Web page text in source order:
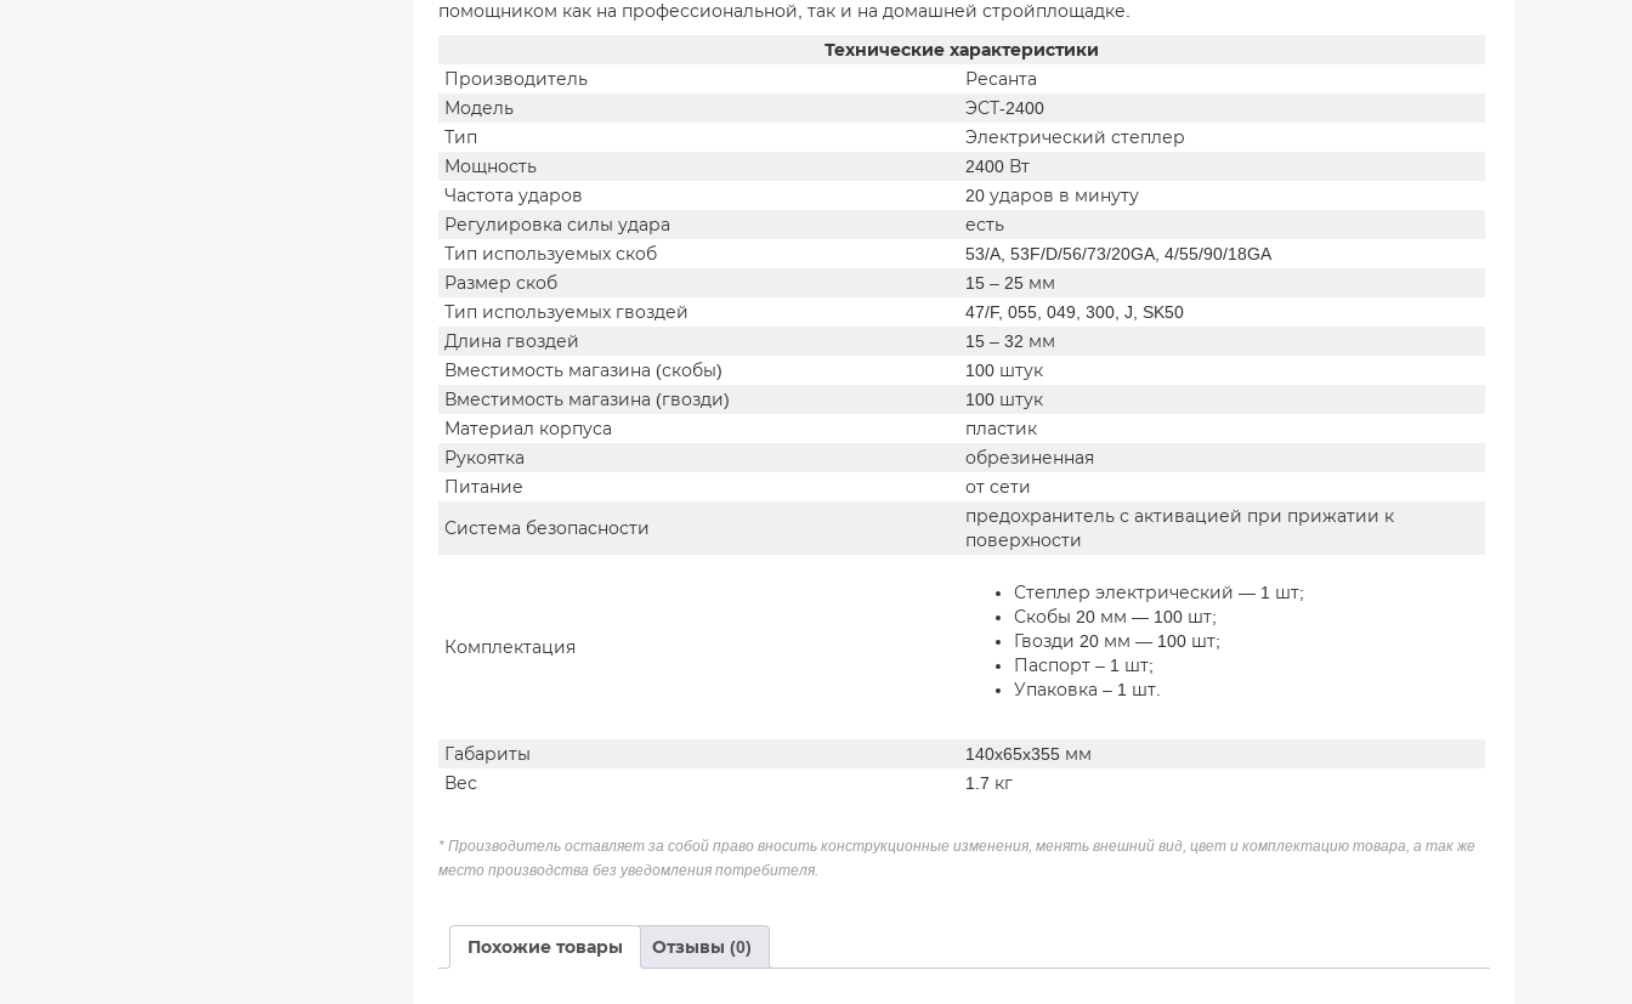
помощником как на профессиональной, так и на домашней стройплощадке.
Технические характеристики
Производитель
Ресанта
Модель
ЭСТ-2400
Тип
Электрический степлер
Мощность
2400 Вт
Частота ударов
20 ударов в минуту
Регулировка силы удара
есть
Тип используемых скоб
53/A, 53F/D/56/73/20GA, 4/55/90/18GA
Размер скоб
15 – 25 мм
Тип используемых гвоздей
47/F, 055, 049, 300, J, SK50
Длина гвоздей
15 – 32 мм
Вместимость магазина (скобы)
100 штук
Вместимость магазина (гвозди)
100 штук
Материал корпуса
пластик
Рукоятка
обрезиненная
Питание
от сети
Система безопасности
предохранитель с активацией при прижатии к
поверхности
Комплектация
Степлер электрический — 1 шт;
Скобы 20 мм — 100 шт;
Гвозди 20 мм — 100 шт;
Паспорт – 1 шт;
Упаковка – 1 шт.
Габариты
140x65x355 мм
Вес
1.7 кг
* Производитель оставляет за собой право вносить конструкционные изменения, менять внешний вид, цвет и комплектацию товара, а так же
место производства без уведомления потребителя.
Похожие товары Отзывы (0)